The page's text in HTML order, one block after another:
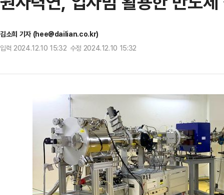
김소희 기자 (hee@dailian.co.kr)
입력 2024.12.10 15:32 수정 2024.12.10 15:32